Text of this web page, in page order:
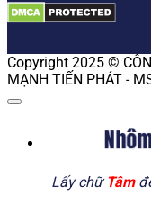
Copyright 2025 ©
MẠNH TIẾN PHÁT -
Lấy chữTâm